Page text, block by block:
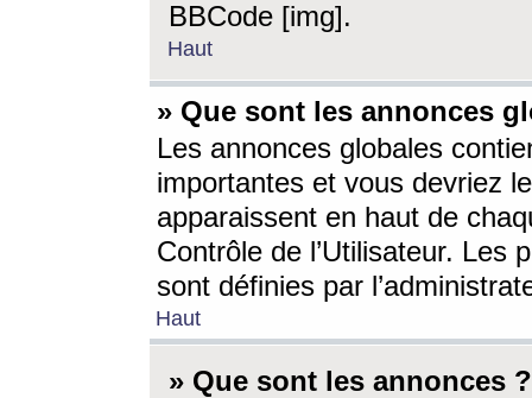
BBCode [img].
Haut
» Que sont les annonces
Les annonces globales
importantes et vous devriez
apparaissent en haut de
Contrôle de l’Utilisateur. Les
sont définies par
Haut
» Que sont les annonces ?